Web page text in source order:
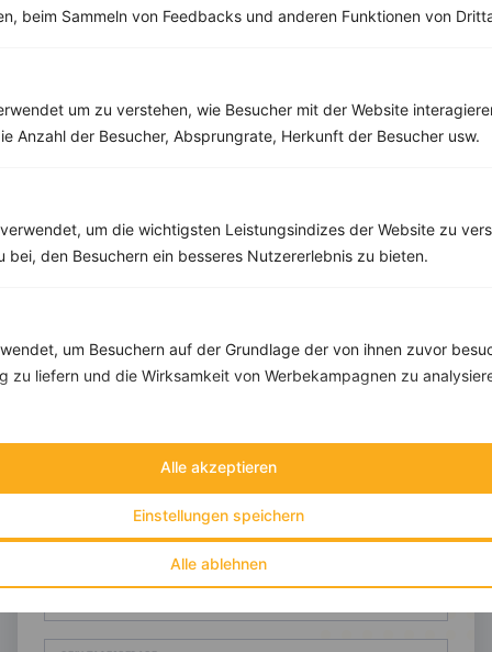
beim Sammeln von Feedbacks und anderen Funktionen von
um zu verstehen, wie Besucher mit der Website
Anzahl der Besucher, Absprungrate, Herkunft der Besucher usw.
um die wichtigsten Leistungsindizes der Website zu
bei, den Besuchern ein besseres Nutzererlebnis zu bieten.
um Besuchern auf der Grundlage der von ihnen zuvor
zu liefern und die Wirksamkeit von Werbekampagnen zu
Alle ablehnen
Einstellungen speichern
Alle akzeptieren
Tipps & Tricks Aktionen & Rabatte
Rezept-Empfehlungen Viele Insights
Alle Felder, bis auf Deine E-Mail Adresse, sind